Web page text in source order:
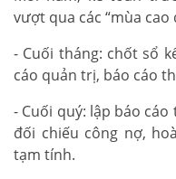
vượt qua các “mùa cao
- Cuối tháng: chốt sổ
cáo quản trị, báo cáo
- Cuối quý: lập báo
đối chiếu công nợ,
tạm tính.